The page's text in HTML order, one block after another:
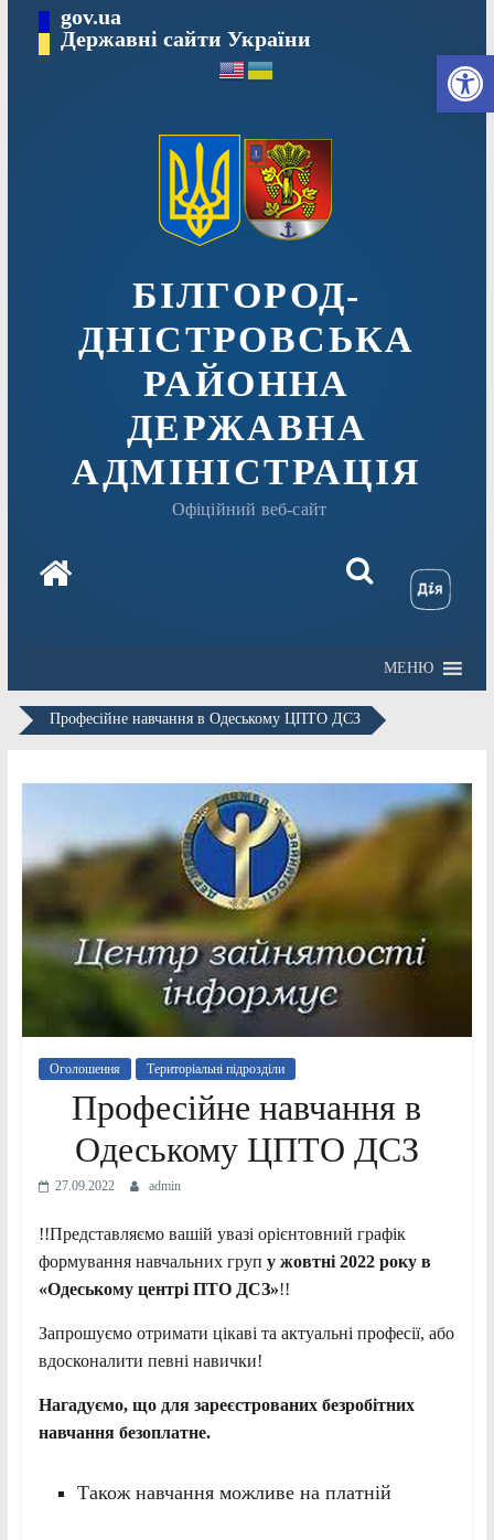
вмісту
gov.ua
Державні сайти України
БІЛГОРОД-
ДНІСТРОВСЬКА
РАЙОННА
ДЕРЖАВНА
АДМІНІСТРАЦІЯ
Офіційний веб-сайт
МЕНЮ
Професійне навчання в Одеському ЦПТО ДСЗ
Оголошення Територіальні підрозділи
Професійне навчання в
Одеському ЦПТО ДСЗ
27.09.2022 admin
!!Представляємо вашій увазі орієнтовний графік
формування навчальних груп у жовтні 2022 рокув
«Одеському центрі ПТО ДСЗ»!!
Запрошуємо отримати цікаві та актуальні професії, або
вдосконалити певні навички!
Нагадуємо, що для зареєстрованих безробітних
навчання безоплатне.
Також навчання можливе на платній